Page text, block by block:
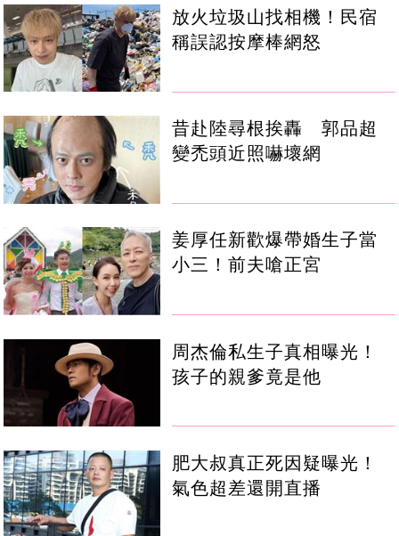
放火垃圾山找相機！民宿
稱誤認按摩棒網怒
昔赴陸尋根挨轟 郭品超
變禿頭近照嚇壞網
姜厚任新歡爆帶婚生子當
小三！前夫嗆正宮
周杰倫私生子真相曝光！
孩子的親爹竟是他
肥大叔真正死因疑曝光！
氣色超差還開直播